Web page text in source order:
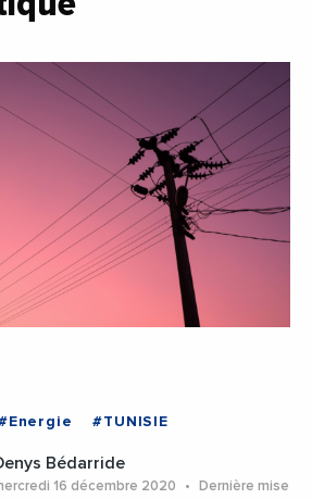
#TUNISIE
Bédarride
16 décembre 2020
Dernière mise